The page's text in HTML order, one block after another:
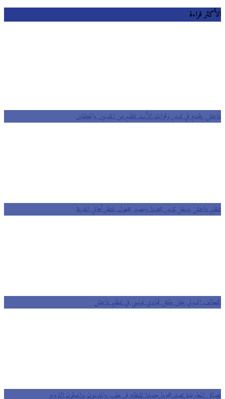
الأكثر قراءة
داعش يتقدم في تدمر وقوات الأسد تنتقم من المدنيين والمعتقلين
تنظيم داعش يدخل تدمر مجددا ومصير مجهول ينتظر أهالي المدينة
التحالف الدولي يعلن مقتل قيادي تونسي في تنظيم داعش
فصائل المعارضة تصد هجوما جديدا للنظام في حلب والمدنيون يواصلون النزوح